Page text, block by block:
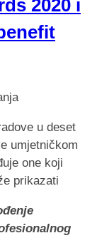
2020 i